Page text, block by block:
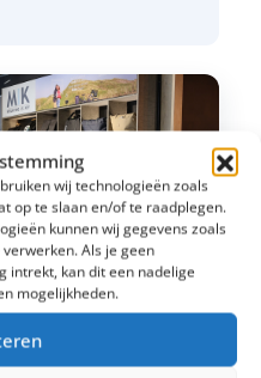
wij technologieën zoals
op te slaan en/of te raadplegen.
kunnen wij gegevens zoals
Als je geen
intrekt, kan dit een nadelige
mogelijkheden.